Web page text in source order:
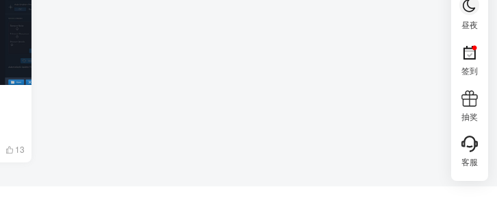
昼夜
签到
抽奖
客服
13